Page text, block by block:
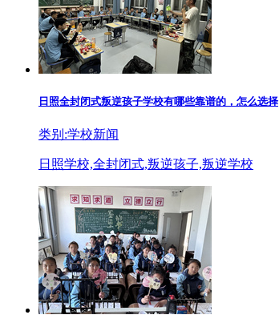
日照全封闭式叛逆孩子学校有哪些靠谱的，怎么选择
类别:学校新闻
日照学校,全封闭式,叛逆孩子,叛逆学校